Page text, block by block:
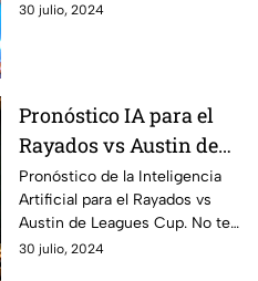
Summer Show de lunes a
30 julio, 2024
Pronóstico IA para el
Rayados vs Austin de
Leagues Cup | Summer
Show
Pronóstico de la Inteligencia
Artificial para el Rayados vs
Austin de Leagues Cup. No te
pierdas el Summer Show de
30 julio, 2024